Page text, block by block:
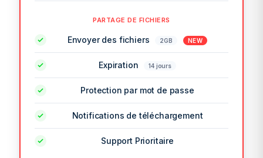
PARTAGE DE FICHIERS
Envoyer des fichiers 2GB NEW
Expiration 14 jours
Protection par mot de passe
Notifications de téléchargement
Support Prioritaire